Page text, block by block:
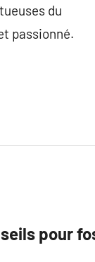
du
passionné.
pour